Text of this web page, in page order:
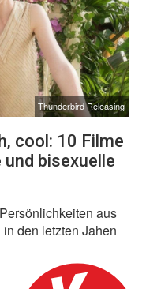
Thunderbird Releasing
cool: 10 Filme
bisexuelle
aus
den letzten Jahen